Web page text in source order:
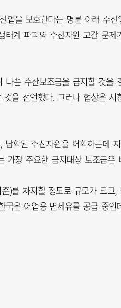
업을 보호한다는 명분 아래 수
계 파괴와 수산자원 고갈 문
나쁜 수산보조금을 금지할 것을
을 선언했다. 그러나 협상은
획된 수산자원을 어획하는데
가장 주요한 금지대상 보조금은
)를 차지할 정도로 규모가 크고
국은 어업용 면세유를 공급 중